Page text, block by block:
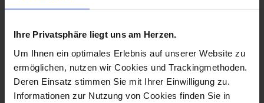
Ihre Privatsphäre liegt uns am Herzen.
Um Ihnen ein optimales Erlebnis auf unserer Website zu
ermöglichen, nutzen wir Cookies und Trackingmethoden.
Deren Einsatz stimmen Sie mit Ihrer Einwilligung zu.
Informationen zur Nutzung von Cookies finden Sie in
Germany